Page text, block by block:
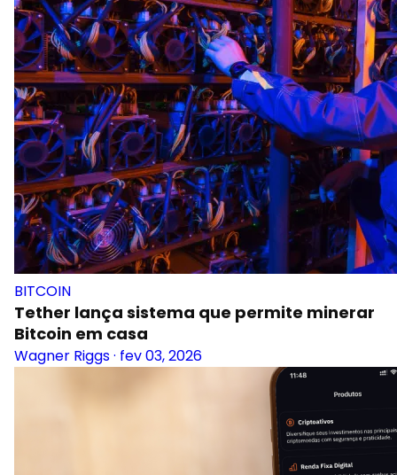
BITCOIN
Tether lança sistema que permite minerar
Bitcoin em casa
Wagner Riggs· fev 03, 2026